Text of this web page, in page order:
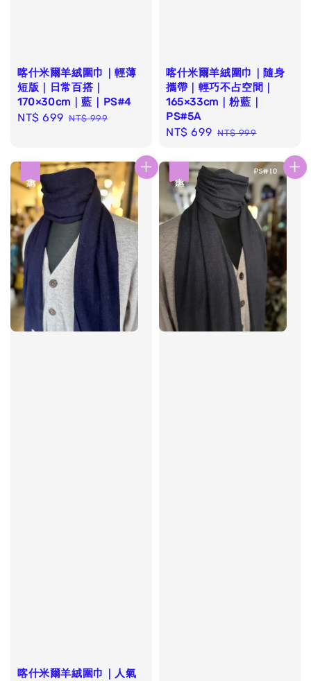
喀什米爾羊絨圍巾｜輕薄
短版｜日常百搭｜
170×30cm｜藍｜PS#4
Sale
NT$ 699 Regular
NT$ 999
喀什米爾羊絨圍巾｜隨身
攜帶｜輕巧不占空間｜
165×33cm｜粉藍｜
PS#5A
Sale
NT$ 699 Regular
NT$ 999
喀什米爾羊絨圍巾｜人氣